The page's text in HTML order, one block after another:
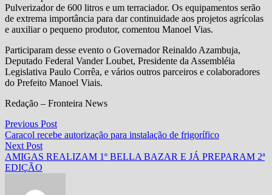
Pulverizador de 600 litros e um terraciador. Os equipamentos serão
de extrema importância para dar continuidade aos projetos agrícolas
e auxiliar o pequeno produtor, comentou Manoel Vias.
Participaram desse evento o Governador Reinaldo Azambuja,
Deputado Federal Vander Loubet, Presidente da Assembléia
Legislativa Paulo Corrêa, e vários outros parceiros e colaboradores
do Prefeito Manoel Viais.
Redação – Fronteira News
Navegação
de
Post
Previous PostPrevious
post:
Caracol recebe autorização para instalação de frigorífico
Next PostNext
post:
AMIGAS REALIZAM 1º BELLA BAZAR E JÁ PREPARAM 2ª
EDIÇÃO